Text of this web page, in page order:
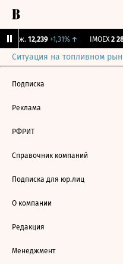
Бирж. 12,239 +1,31%↑ IMOEX 2
Ситуация на топливном
Подписка
Реклама
РФРИТ
Справочник компаний
Подписка для юр.лиц
О компании
Редакция
Менеджмент